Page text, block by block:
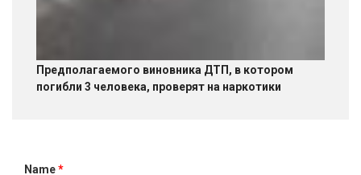
Предполагаемого виновника ДТП, в котором
погибли 3 человека, проверят на наркотики
Name*